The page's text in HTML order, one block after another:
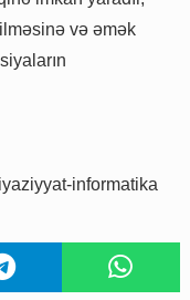
və əmək
informatika